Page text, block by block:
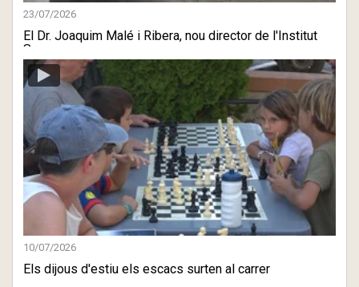
23/07/2026
El Dr. Joaquim Malé i Ribera, nou director de l'Institut
Super ...
10/07/2026
Els dijous d'estiu els escacs surten al carrer